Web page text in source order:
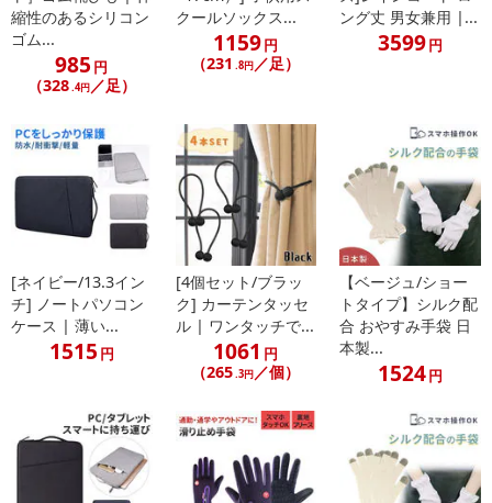
縮性のあるシリコン
ゴム...
985 円
（328.4円／足）
クールソックス...
1159円
（231 .8円／足）
ング丈 男女兼用 |...
3599円
[ネイビー/13.3イン
チ] ノートパソコン
ケース | 薄い...
1515 円
[4個セット/ブラッ
ク] カーテンタッセ
ル | ワンタッチで...
1061 円
（265.3円／個）
【ベージュ/ショー
トタイプ】シルク配
合 おやすみ手袋 日
本製...
1524円